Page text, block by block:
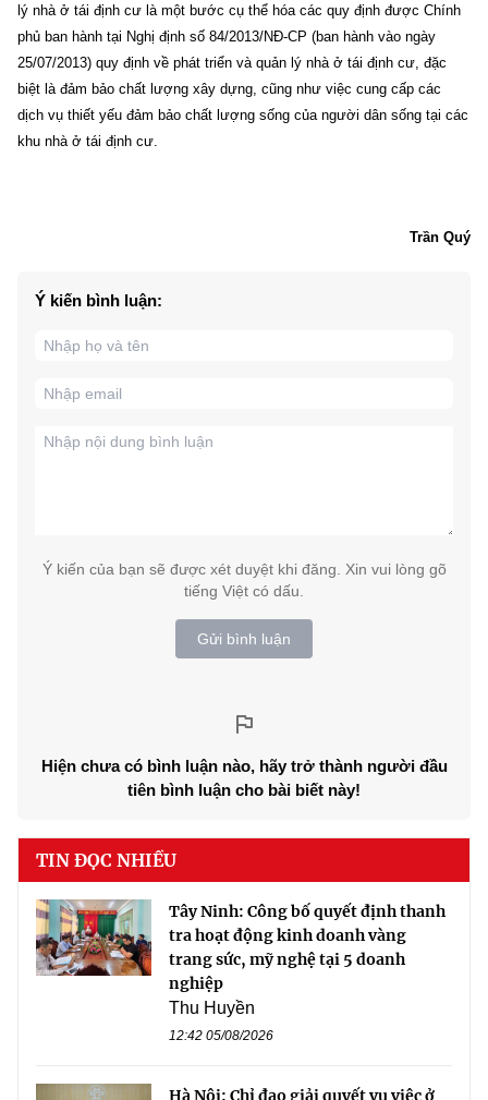
lý nhà ở tái định cư là một bước cụ thể hóa các quy định được Chính
phủ ban hành tại Nghị định số 84/2013/NĐ-CP (ban hành vào ngày
25/07/2013) quy định về phát triển và quản lý nhà ở tái định cư, đặc
biệt là đảm bảo chất lượng xây dựng, cũng như việc cung cấp các
dịch vụ thiết yếu đảm bảo chất lượng sống của người dân sống tại các
khu nhà ở tái định cư.
Trần Quý
Ý kiến bình luận:
Ý kiến của bạn sẽ được xét duyệt khi đăng. Xin vui lòng gõ
tiếng Việt có dấu.
Gửi bình luận
Hiện chưa có bình luận nào, hãy trở thành người đầu
tiên bình luận cho bài biết này!
TIN ĐỌC NHIỀU
Tây Ninh: Công bố quyết định thanh
tra hoạt động kinh doanh vàng
trang sức, mỹ nghệ tại 5 doanh
nghiệp
Thu Huyền
12:42 05/08/2026
Hà Nội: Chỉ đạo giải quyết vụ việc ở